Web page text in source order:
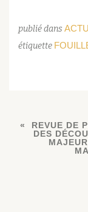
publié dans
étiquette
REVUE DE
DES